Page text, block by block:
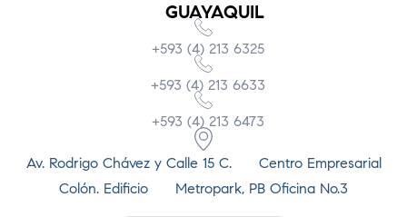
GUAYAQUIL
+593 (4) 213 6325
+593 (4) 213 6633
+593 (4) 213 6473
Av. Rodrigo Chávez y Calle 15 C. Centro Empresarial
Colón. Edificio Metropark, PB Oficina No.3